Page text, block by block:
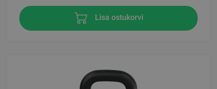
Lisa ostukorvi